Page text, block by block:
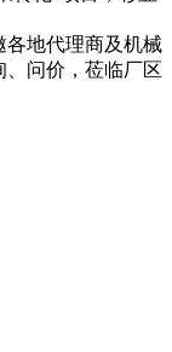
各地代理商及机械
、问价，莅临厂区